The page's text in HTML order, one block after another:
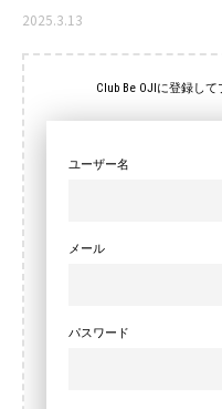
2025.3.13
Club Be OJIに登録し
ユーザー名
メール
パスワード